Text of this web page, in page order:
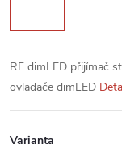
RF dimLED přijímač
ovladače dimLED
Varianta